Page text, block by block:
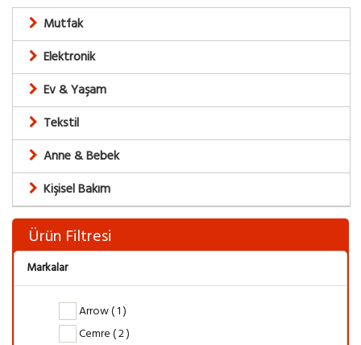
Mutfak
Elektronik
Ev & Yaşam
Tekstil
Anne & Bebek
Kişisel Bakım
Ürün Filtresi
Markalar
Arrow ( 1 )
Cemre ( 2 )